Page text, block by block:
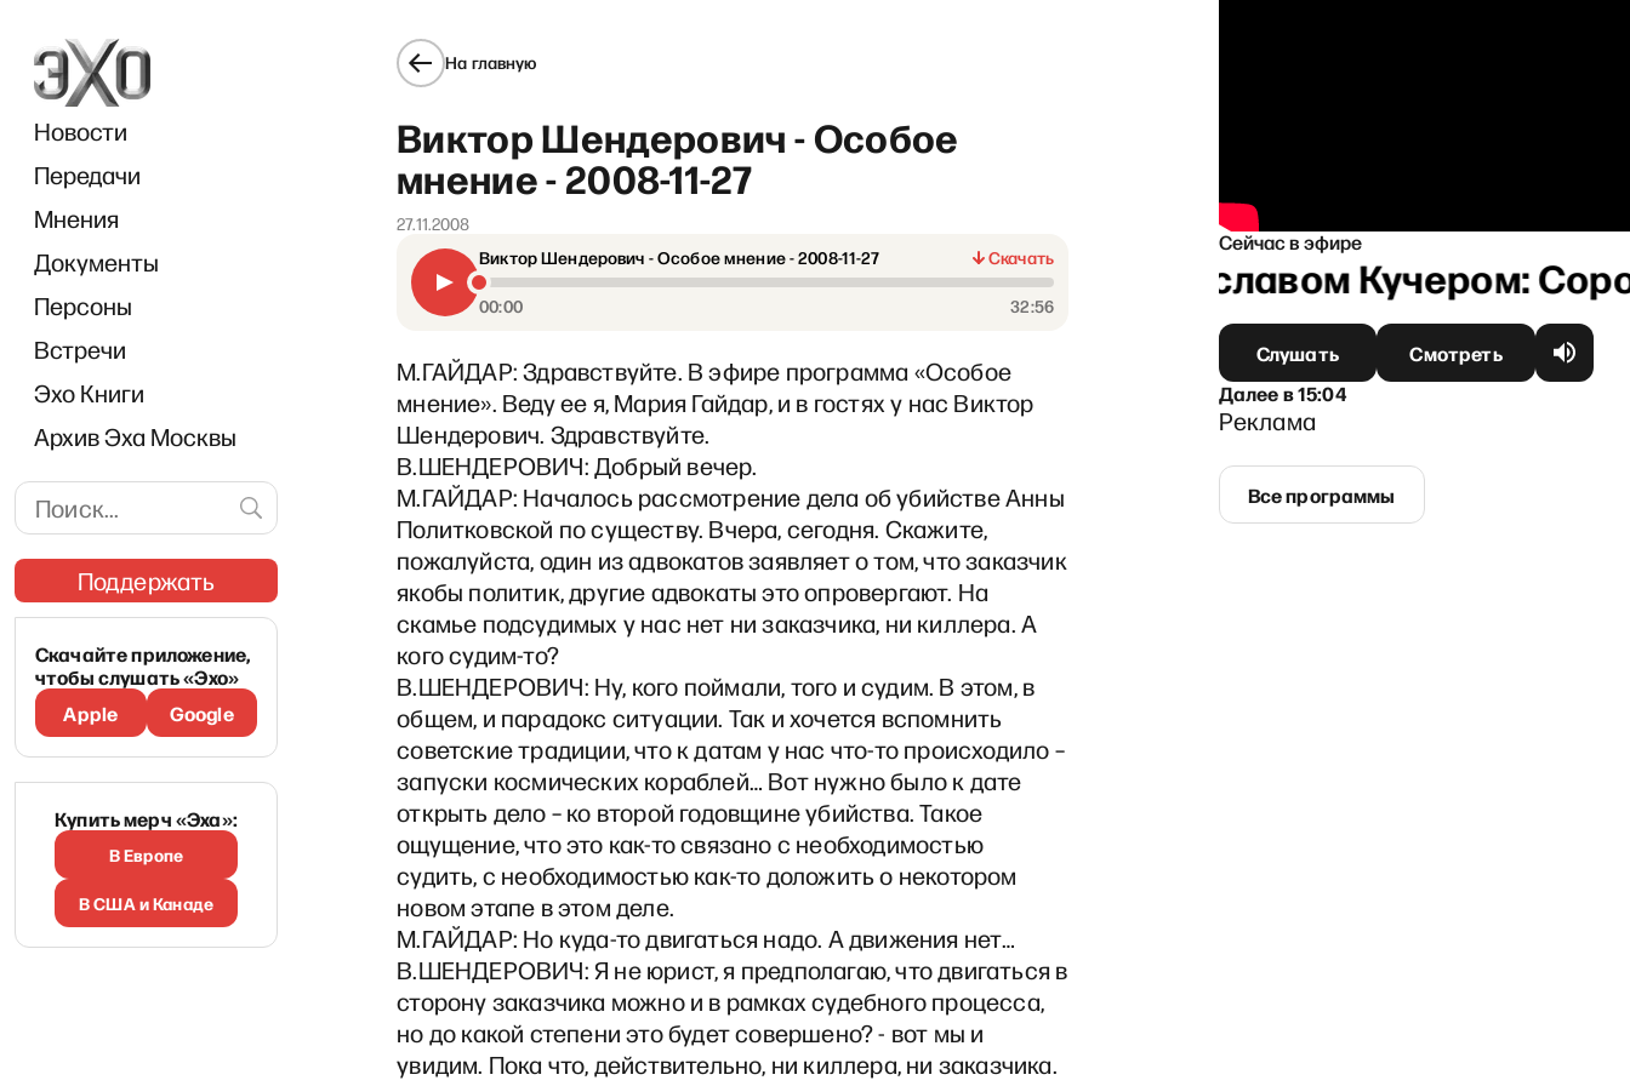
Новости
Передачи
Мнения
Документы
Персоны
Встречи
Эхо Книги
Архив Эха Москвы
Поддержать
Скачайте приложение,
чтобы слушать «Эхо»
Apple
Google
Купить мерч «Эха»:
В Европе
В США и Канаде
На главную
Виктор Шендерович - Особое
мнение - 2008-11-27
27.11.2008
Виктор Шендерович - Особое мнение - 2008-11-27
Скачать
00:00 32:56
М.ГАЙДАР: Здравствуйте. В эфире программа «Особое
мнение». Веду ее я, Мария Гайдар, и в гостях у нас Виктор
Шендерович. Здравствуйте.
В.ШЕНДЕРОВИЧ: Добрый вечер.
М.ГАЙДАР: Началось рассмотрение дела об убийстве Анны
Политковской по существу. Вчера, сегодня. Скажите,
пожалуйста, один из адвокатов заявляет о том, что заказчик
якобы политик, другие адвокаты это опровергают. На
скамье подсудимых у нас нет ни заказчика, ни киллера. А
кого судим-то?
В.ШЕНДЕРОВИЧ: Ну, кого поймали, того и судим. В этом, в
общем, и парадокс ситуации. Так и хочется вспомнить
советские традиции, что к датам у нас что-то происходило –
запуски космических кораблей… Вот нужно было к дате
открыть дело – ко второй годовщине убийства. Такое
ощущение, что это как-то связано с необходимостью
судить, с необходимостью как-то доложить о некотором
новом этапе в этом деле.
М.ГАЙДАР: Но куда-то двигаться надо. А движения нет…
В.ШЕНДЕРОВИЧ: Я не юрист, я предполагаю, что двигаться в
сторону заказчика можно и в рамках судебного процесса,
но до какой степени это будет совершено? - вот мы и
увидим. Пока что, действительно, ни киллера, ни заказчика.
Сейчас в эфире
«Хочу сказать. Ларина» со Станиславом Кучером:
Слушать
Смотреть
Далеев15:04
Реклама
Все программы